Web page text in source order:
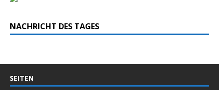
NACHRICHT DES TAGES
SEITEN